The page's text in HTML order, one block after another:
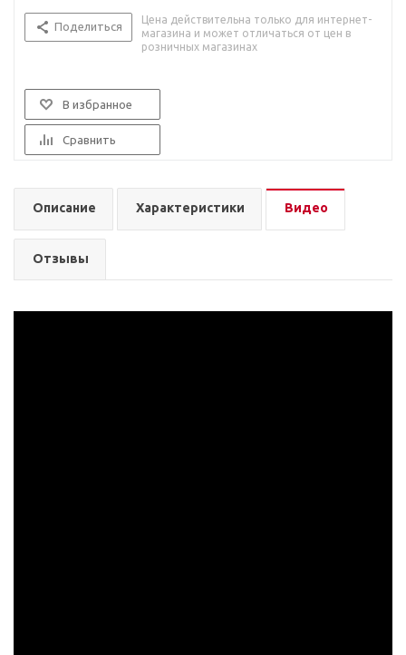
Поделиться
Цена действительна только для интернет-
магазина и может отличаться от цен в
розничных магазинах
В избранное
Сравнить
Описание Характеристики Видео
Отзывы